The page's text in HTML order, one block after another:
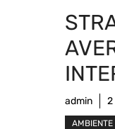
admin 2
AMBIENTE